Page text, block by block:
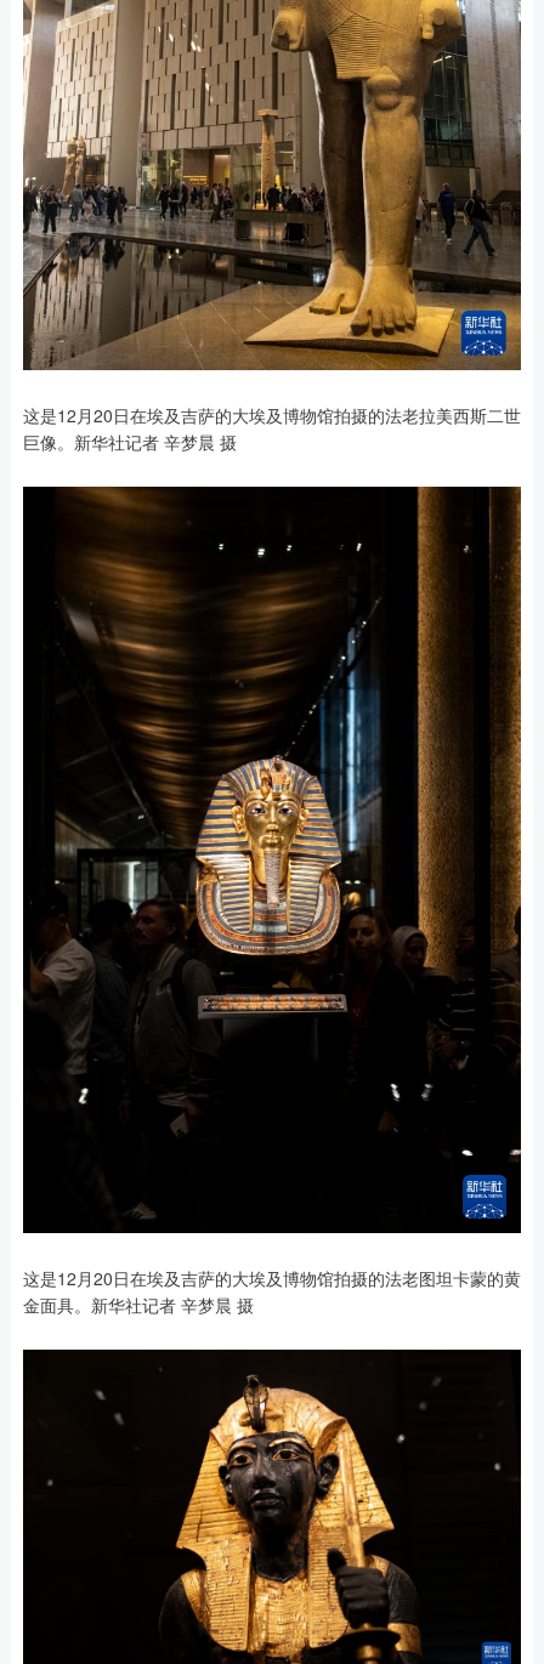
这是12月20日在埃及吉萨的大埃及博物馆拍摄的法老拉美西斯二世
巨像。新华社记者 辛梦晨 摄
这是12月20日在埃及吉萨的大埃及博物馆拍摄的法老图坦卡蒙的黄
金面具。新华社记者 辛梦晨 摄